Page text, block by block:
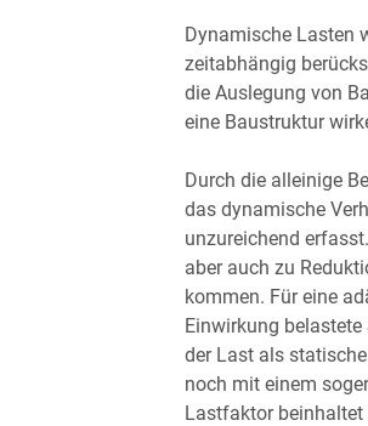
Dynamische Lasten
zeitabhängig
die Auslegung von
eine Baustruktur
Durch die alleinige
das dynamische
unzureichend
aber auch zu
kommen. Für eine
Einwirkung
der Last als
noch mit einem
Lastfaktor beinhaltet